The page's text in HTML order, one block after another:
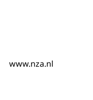
www.nza.nl